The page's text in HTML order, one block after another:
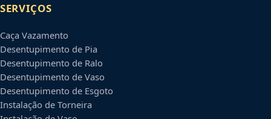
SERVIÇOS
Caça Vazamento
Desentupimento de Pia
Desentupimento de Ralo
Desentupimento de Vaso
Desentupimento de Esgoto
Instalação de Torneira